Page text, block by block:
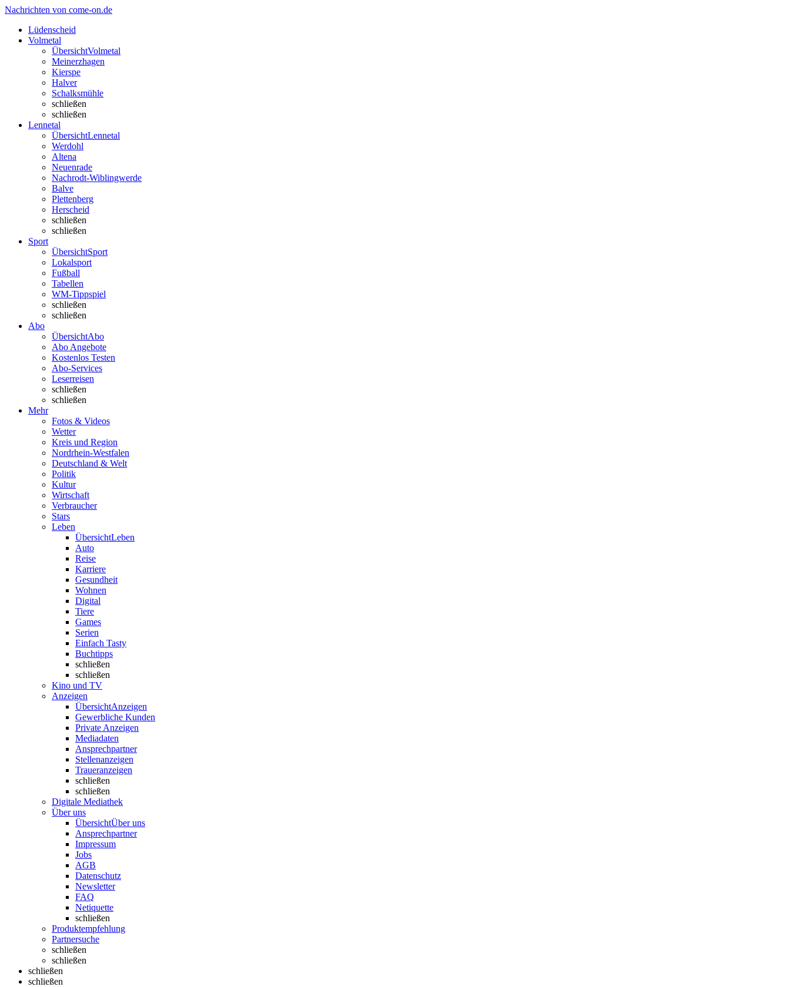
Nachrichten von come-on.de
Lüdenscheid
Volmetal
ÜbersichtVolmetal
Meinerzhagen
Kierspe
Halver
Schalksmühle
schließen
schließen
Lennetal
ÜbersichtLennetal
Werdohl
Altena
Neuenrade
Nachrodt-Wiblingwerde
Balve
Plettenberg
Herscheid
schließen
schließen
Sport
ÜbersichtSport
Lokalsport
Fußball
Tabellen
WM-Tippspiel
schließen
schließen
Abo
ÜbersichtAbo
Abo Angebote
Kostenlos Testen
Abo-Services
Leserreisen
schließen
schließen
Mehr
Fotos & Videos
Wetter
Kreis und Region
Nordrhein-Westfalen
Deutschland & Welt
Politik
Kultur
Wirtschaft
Verbraucher
Stars
Leben
ÜbersichtLeben
Auto
Reise
Karriere
Gesundheit
Wohnen
Digital
Tiere
Games
Serien
Einfach Tasty
Buchtipps
schließen
schließen
Kino und TV
Anzeigen
ÜbersichtAnzeigen
Gewerbliche Kunden
Private Anzeigen
Mediadaten
Ansprechpartner
Stellenanzeigen
Traueranzeigen
schließen
schließen
Digitale Mediathek
Über uns
ÜbersichtÜber uns
Ansprechpartner
Impressum
Jobs
AGB
Datenschutz
Newsletter
FAQ
Netiquette
schließen
Produktempfehlung
Partnersuche
schließen
schließen
schließen
schließen